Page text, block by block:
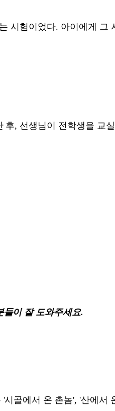
시험이었다. 아이에게
, 선생님이 전학생을 교
이 잘 도와주세요.
골에서 온 촌놈', '산에서